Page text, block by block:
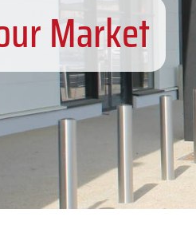
Market